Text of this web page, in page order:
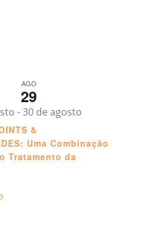
AGO
29
-30 de agosto
&
Uma Combinação
Tratamento da